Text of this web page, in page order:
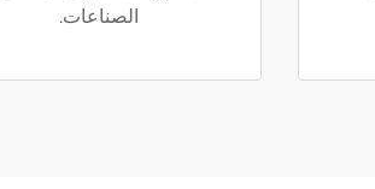
الصناعات.